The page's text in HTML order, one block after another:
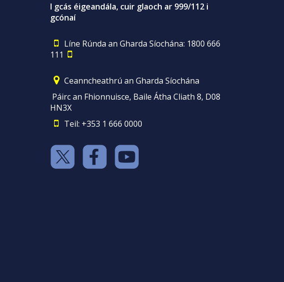
I gcás éigeandála, cuir glaoch ar 999/112 i
gcónaí
Líne Rúnda an Gharda Síochána: 1800 666
111
Ceanncheathrú an Gharda Síochána
Páirc an Fhionnuisce, Baile Átha Cliath 8, D08
HN3X
Teil: +353 1 666 0000